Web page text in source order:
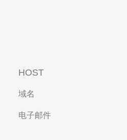
HOST
域名
电子邮件